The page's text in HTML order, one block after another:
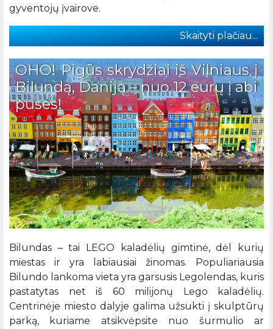
gyventojų įvairove.
Skaityti plačiau...
OHO! Pigūs skrydžiai iš Vilniaus į
Bilundą, Daniją – nuo 12 eurų į abi
puses!
Bilundas – tai LEGO kaladėlių gimtinė, dėl kurių
miestas ir yra labiausiai žinomas. Populiariausia
Bilundo lankoma vieta yra garsusis Legolendas, kuris
pastatytas net iš 60 milijonų Lego kaladėlių.
Centrinėje miesto dalyje galima užsukti į skulptūrų
parką, kuriame atsikvėpsite nuo šurmulio ar